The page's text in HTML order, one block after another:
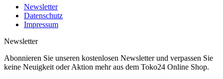
Newsletter
Datenschutz
Impressum
Newsletter
Abonnieren Sie unseren kostenlosen Newsletter und verpassen Sie
keine Neuigkeit oder Aktion mehr aus dem Toko24 Online Shop.